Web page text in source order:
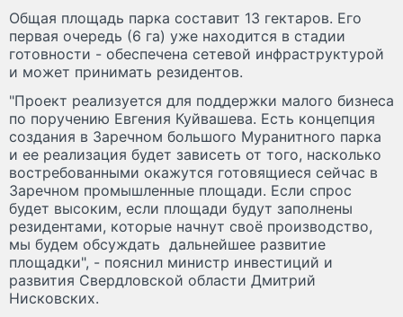
Общая площадь парка составит 13 гектаров. Его
первая очередь (6 га) уже находится в стадии
готовности - обеспечена сетевой инфраструктурой
и может принимать резидентов.
"Проект реализуется для поддержки малого бизнеса
по поручению Евгения Куйвашева. Есть концепция
создания в Заречном большого Муранитного парка
и ее реализация будет зависеть от того, насколько
востребованными окажутся готовящиеся сейчас в
Заречном промышленные площади. Если спрос
будет высоким, если площади будут заполнены
резидентами, которые начнут своё производство,
мы будем обсуждать дальнейшее развитие
площадки", - пояснил министр инвестиций и
развития Свердловской области Дмитрий
Нисковских.